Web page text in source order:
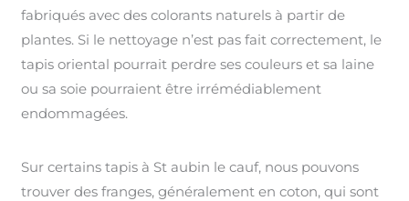
fabriqués avec des colorants naturels à partir de
plantes. Si le nettoyage n’est pas fait correctement, le
tapis oriental pourrait perdre ses couleurs et sa laine
ou sa soie pourraient être irrémédiablement
endommagées.
Sur certains tapis à St aubin le cauf, nous pouvons
trouver des franges, généralement en coton, qui sont